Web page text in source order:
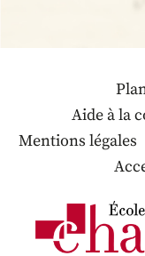
Aide à la
Mentions légales